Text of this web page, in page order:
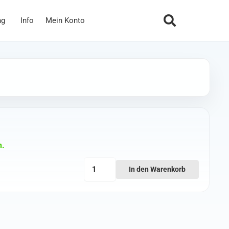
Info Mein Konto
In den Warenkorb